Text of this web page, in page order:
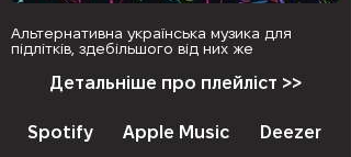
Альтернативна українська музика для
підлітків, здебільшого від них же
Детальніше про плейліст >>
Spotify Apple Music Deezer